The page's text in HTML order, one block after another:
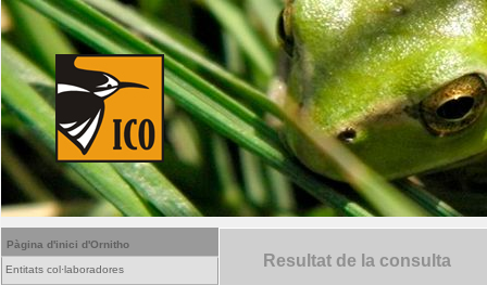
Pàgina d'inici d'Ornitho
Entitats col·laboradores Resultat de la consulta